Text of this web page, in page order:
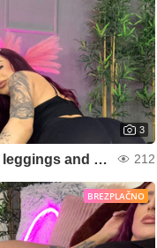
3
Black leggings and perfect curves 212
BREZPLAČNO